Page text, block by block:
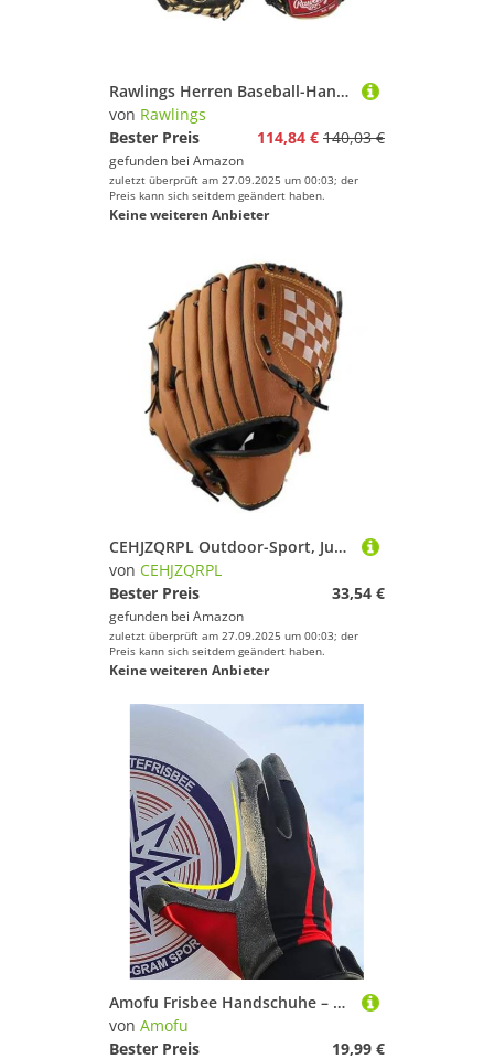
Rawlings Herren Baseball-Handschuh der R9-Serie, Größen 29,2 cm – 32,4 cm, 2-teiliges solides Netz | Schwarz/Gold, 12" | Pitcher
von Rawlings
Bester Preis
114,84 € 140,03 €
gefunden bei Amazon
zuletzt überprüft am 27.09.2025 um 00:03; der
Preis kann sich seitdem geändert haben.
Keine weiteren Anbieter
CEHJZQRPL Outdoor-Sport, Jugend, Erwachsene, Linkshänder, Training, Softball, Baseball-Handschuhe, for, Männer, Frauen, Trainingshandschuhe, verstellbar und bequem(Brown,M)
von CEHJZQRPL
Bester Preis
33,54 €
gefunden bei Amazon
zuletzt überprüft am 27.09.2025 um 00:03; der
Preis kann sich seitdem geändert haben.
Keine weiteren Anbieter
Amofu Frisbee Handschuhe – Ultimativer Griff und Reibung, Outdoor-Training und Laufen, bequem, atmungsaktiv, schnell trocknend, verschleißfest und rutschfeste Handschuhe (groß, blau)
von Amofu
Bester Preis
19,99 €